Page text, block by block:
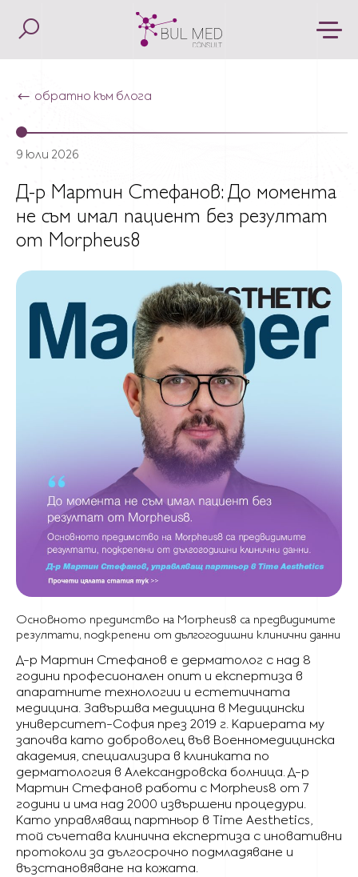
обратно към блога
9 юли 2026
Д-р Мартин Стефанов: До момента
не съм имал пациент без резултат
от Morpheus8
Основното предимство на Morpheus8 са предвидимите
резултати, подкрепени от дългогодишни клинични данни
Д-р Мартин Стефанов е дерматолог с над 8
години професионален опит и експертиза в
апаратните технологии и естетичната
медицина. Завършва медицина в Медицински
университет-София през 2019 г. Кариерата му
започва като доброволец във Военномедицинска
академия, специализира в клиниката по
дерматология в Александровска болница. Д-р
Мартин Стефанов работи с Morpheus8 от 7
години и има над 2000 извършени процедури.
Като управляващ партньор в Time Aesthetics,
той съчетава клинична експертиза с иновативни
протоколи за дългосрочно подмладяване и
възстановяване на кожата.